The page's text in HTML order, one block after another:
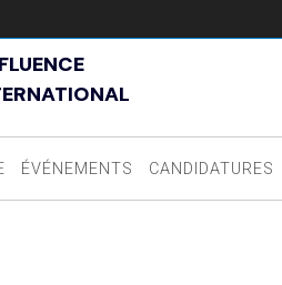
ÉVÉNEMENTS CANDIDATURES